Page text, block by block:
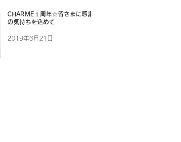
CHARME１周年☆皆さまに感謝
の気持ちを込めて
2019年6月21日